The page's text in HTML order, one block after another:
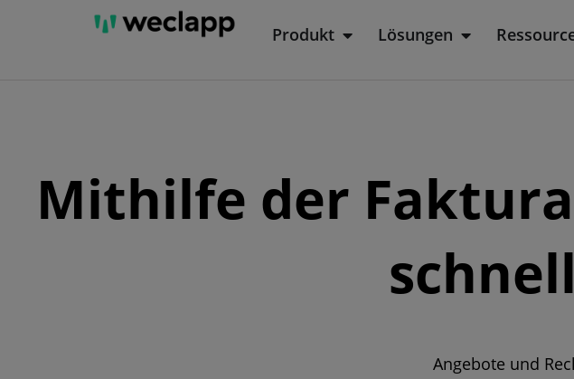
Produkt Öffne Produkt
Lösungen Öffne
Mithilfe der
Angebote und